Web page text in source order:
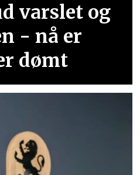
varslet og
- nå er
dømt